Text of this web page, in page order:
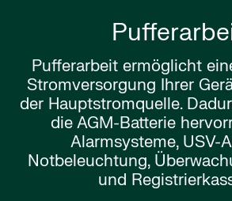
Pufferarbeit ermöglicht
Stromversorgung Ihrer
der Hauptstromquelle.
die AGM-Batterie
Alarmsysteme, USV-
Notbeleuchtung,
und